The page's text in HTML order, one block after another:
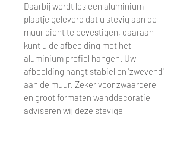
Daarbij wordt los een aluminium
plaatje geleverd dat u stevig aan de
muur dient te bevestigen, daaraan
kunt u de afbeelding met het
aluminium profiel hangen. Uw
afbeelding hangt stabiel en 'zwevend'
aan de muur. Zeker voor zwaardere
en groot formaten wanddecoratie
adviseren wij deze stevige